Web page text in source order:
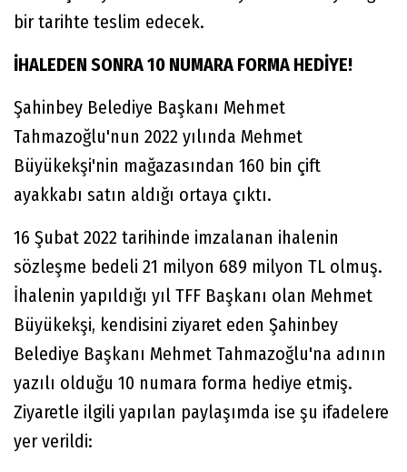
bir tarihte teslim edecek.
İHALEDEN SONRA 10 NUMARA FORMA HEDİYE!
Şahinbey Belediye Başkanı Mehmet
Tahmazoğlu'nun 2022 yılında Mehmet
Büyükekşi'nin mağazasından 160 bin çift
ayakkabı satın aldığı ortaya çıktı.
16 Şubat 2022 tarihinde imzalanan ihalenin
sözleşme bedeli 21 milyon 689 milyon TL olmuş.
İhalenin yapıldığı yıl TFF Başkanı olan Mehmet
Büyükekşi, kendisini ziyaret eden Şahinbey
Belediye Başkanı Mehmet Tahmazoğlu'na adının
yazılı olduğu 10 numara forma hediye etmiş.
Ziyaretle ilgili yapılan paylaşımda ise şu ifadelere
yer verildi: